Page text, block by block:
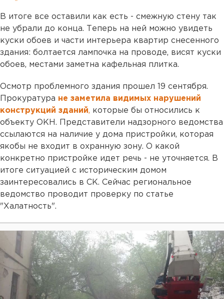
В итоге все оставили как есть - смежную стену так
не убрали до конца. Теперь на ней можно увидеть
куски обоев и части интерьера квартир снесенного
здания: болтается лампочка на проводе, висят куски
обоев, местами заметна кафельная плитка.
Осмотр проблемного здания прошел 19 сентября.
Прокуратура не заметила видимых нарушений
конструкций зданий, которые бы относились к
объекту ОКН. Представители надзорного ведомства
ссылаются на наличие у дома пристройки, которая
якобы не входит в охранную зону. О какой
конкретно пристройке идет речь - не уточняется. В
итоге ситуацией с историческим домом
заинтересовались в СК. Сейчас региональное
ведомство проводит проверку по статье
"Халатность".